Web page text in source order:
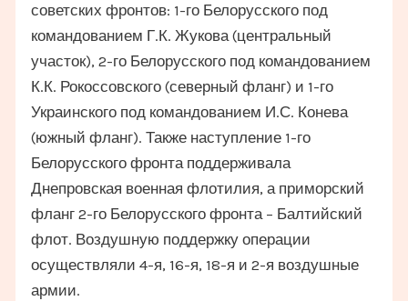
советских фронтов: 1-го Белорусского под
командованием Г.К. Жукова (центральный
участок), 2-го Белорусского под командованием
К.К. Рокоссовского (северный фланг) и 1-го
Украинского под командованием И.С. Конева
(южный фланг). Также наступление 1-го
Белорусского фронта поддерживала
Днепровская военная флотилия, а приморский
фланг 2-го Белорусского фронта – Балтийский
флот. Воздушную поддержку операции
осуществляли 4-я, 16-я, 18-я и 2-я воздушные
армии.